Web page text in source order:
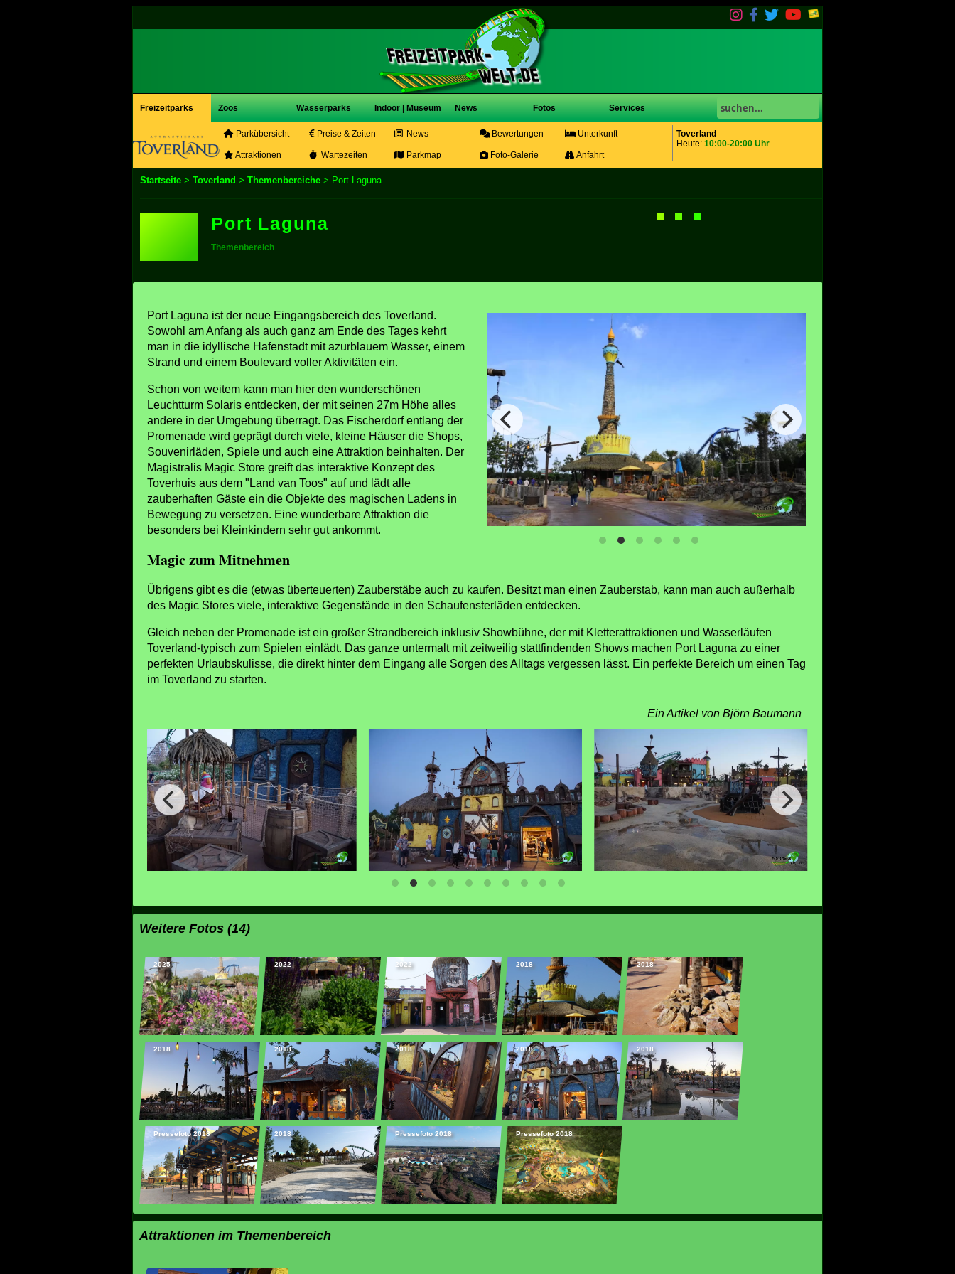
Freizeitparks Zoos Wasserparks Indoor | Museum News Fotos Services
Toverland
Heute: 10:00-20:00 Uhr
Parkübersicht Preise & Zeiten News Bewertungen Unterkunft
Attraktionen Wartezeiten Parkmap Foto-Galerie Anfahrt
Startseite > Toverland > Themenbereiche > Port Laguna
Port Laguna
Themenbereich
Port Laguna ist der neue Eingangsbereich des Toverland.
Sowohl am Anfang als auch ganz am Ende des Tages kehrt
man in die idyllische Hafenstadt mit azurblauem Wasser, einem
Strand und einem Boulevard voller Aktivitäten ein.
Schon von weitem kann man hier den wunderschönen
Leuchtturm Solaris entdecken, der mit seinen 27m Höhe alles
andere in der Umgebung überragt. Das Fischerdorf entlang der
Promenade wird geprägt durch viele, kleine Häuser die Shops,
Souvenirläden, Spiele und auch eine Attraktion beinhalten. Der
Magistralis Magic Store greift das interaktive Konzept des
Toverhuis aus dem "Land van Toos" auf und lädt alle
zauberhaften Gäste ein die Objekte des magischen Ladens in
Bewegung zu versetzen. Eine wunderbare Attraktion die
besonders bei Kleinkindern sehr gut ankommt.
Magic zum Mitnehmen
Übrigens gibt es die (etwas überteuerten) Zauberstäbe auch zu kaufen. Besitzt man einen Zauberstab, kann man auch außerhalb
des Magic Stores viele, interaktive Gegenstände in den Schaufensterläden entdecken.
Gleich neben der Promenade ist ein großer Strandbereich inklusiv Showbühne, der mit Kletterattraktionen und Wasserläufen
Toverland-typisch zum Spielen einlädt. Das ganze untermalt mit zeitweilig stattfindenden Shows machen Port Laguna zu einer
perfekten Urlaubskulisse, die direkt hinter dem Eingang alle Sorgen des Alltags vergessen lässt. Ein perfekte Bereich um einen Tag
im Toverland zu starten.
Ein Artikel von Björn Baumann
Weitere Fotos (14)
2025 2022 2022 2018 2018
2018 2018 2018 2018 2018
Pressefoto 2018 2018 Pressefoto 2018 Pressefoto 2018
Attraktionen im Themenbereich